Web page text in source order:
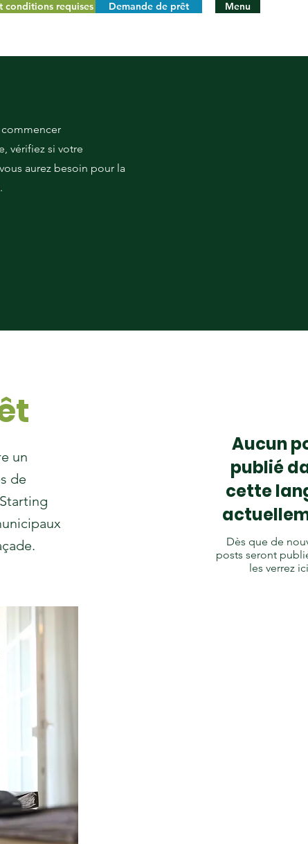
Menu
conditions requises Demande de prêt
commencer
vérifiez si votre
aurez besoin pour la
un
de
Aucun
publié
cette
Dès que de
posts seront
les verrez